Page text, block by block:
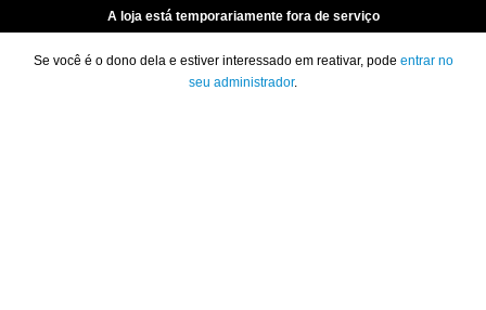
A loja está temporariamente fora de serviço
Se você é o dono dela e estiver interessado em reativar, pode entrar no
seu administrador.